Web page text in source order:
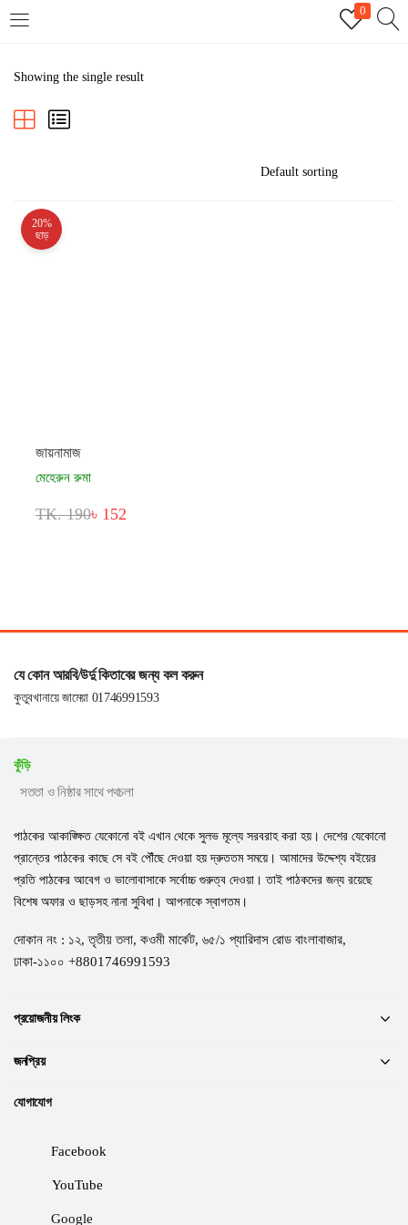
0
REGISTER
Showing the single result
20%
ছাড়
জায়নামাজ
মেহেরুন রুমা
TK. 190৳ 152
যে কোন আরবি/উর্দু কিতাবের জন্য কল করুন
কুতুবখানায়ে জামেয়া 01746991593
কুঁড়ি
সততা ও নিষ্ঠার সাথে পথচলা
পাঠকের আকাঙ্ক্ষিত যেকোনো বই এখান থেকে সুলভ মূল্যে সরবরাহ করা হয়। দেশের যেকোনো
প্রান্তের পাঠকের কাছে সে বই পৌঁছে দেওয়া হয় দ্রুততম সময়ে। আমাদের উদ্দেশ্য বইয়ের
প্রতি পাঠকের আবেগ ও ভালোবাসাকে সর্বোচ্চ গুরুত্ব দেওয়া। তাই পাঠকদের জন্য রয়েছে
বিশেষ অফার ও ছাড়সহ নানা সুবিধা। আপনাকে স্বাগতম।
দোকান নং : ১২, তৃতীয় তলা, কওমী মার্কেট, ৬৫/১ প্যারিদাস রোড বাংলাবাজার,
ঢাকা-১১০০ +8801746991593
প্রয়োজনীয় লিংক
জনপ্রিয়
যোগাযোগ
Facebook
YouTube
Google